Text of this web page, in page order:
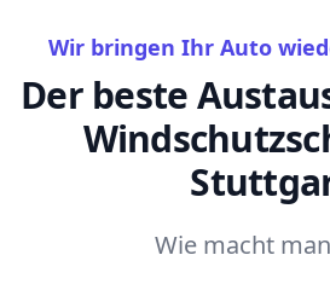
Wir bringen Ihr Auto
Der beste
Wie macht